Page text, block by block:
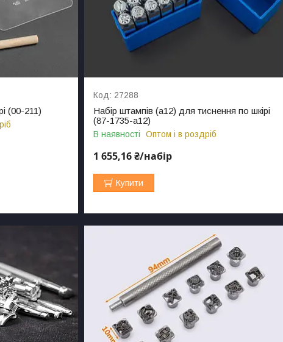
(00-211)
27288
Набір штампів (а12) для тиснення по шкірі
(87-1735-а12)
В наявності Оптом і в роздріб
1 655,16 ₴/набір
Купити